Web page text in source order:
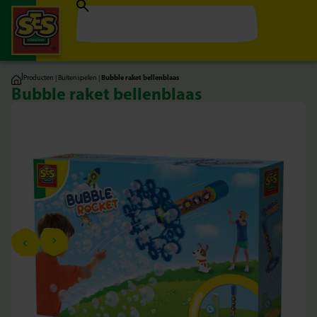
|Producten | Buitenspelen | Bubble raket bellenblaas
Bubble raket bellenblaas